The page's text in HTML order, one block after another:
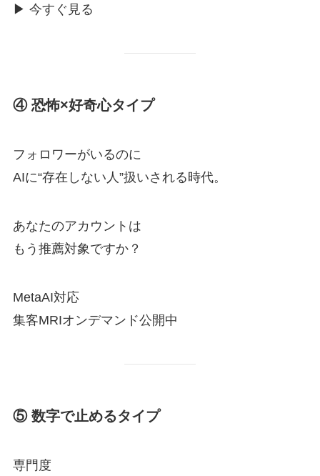
▶ 今すぐ見る
④ 恐怖×好奇心タイプ
フォロワーがいるのに
AIに“存在しない人”扱いされる時代。
あなたのアカウントは
もう推薦対象ですか？
MetaAI対応
集客MRIオンデマンド公開中
⑤ 数字で止めるタイプ
専門度